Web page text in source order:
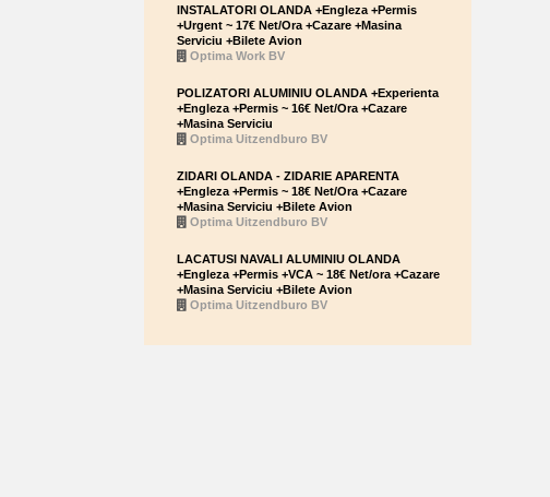
INSTALATORI OLANDA +Engleza +Permis
+Urgent ~ 17€ Net/Ora +Cazare +Masina
Serviciu +Bilete Avion
Optima Work BV
POLIZATORI ALUMINIU OLANDA +Experienta
+Engleza +Permis ~ 16€ Net/Ora +Cazare
+Masina Serviciu
Optima Uitzendburo BV
ZIDARI OLANDA - ZIDARIE APARENTA
+Engleza +Permis ~ 18€ Net/Ora +Cazare
+Masina Serviciu +Bilete Avion
Optima Uitzendburo BV
LACATUSI NAVALI ALUMINIU OLANDA
+Engleza +Permis +VCA ~ 18€ Net/ora +Cazare
+Masina Serviciu +Bilete Avion
Optima Uitzendburo BV